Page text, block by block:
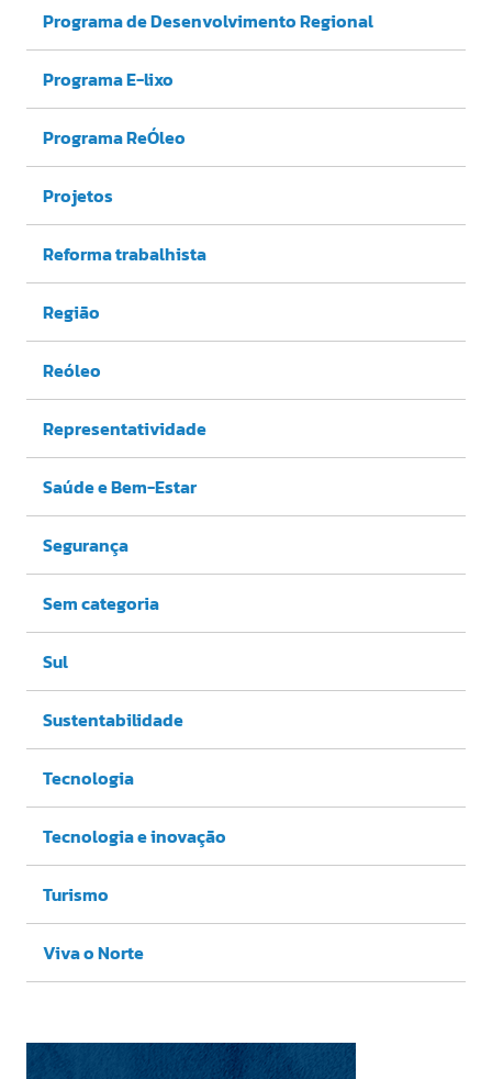
Programa de Desenvolvimento Regional
Programa E-lixo
Programa ReÓleo
Projetos
Reforma trabalhista
Região
Reóleo
Representatividade
Saúde e Bem-Estar
Segurança
Sem categoria
Sul
Sustentabilidade
Tecnologia
Tecnologia e inovação
Turismo
Viva o Norte